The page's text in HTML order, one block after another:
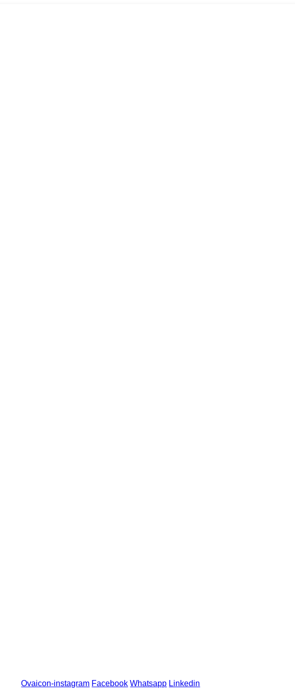
Ovaicon-instagram Facebook Whatsapp Linkedin